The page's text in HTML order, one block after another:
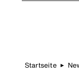
Startseite ▶